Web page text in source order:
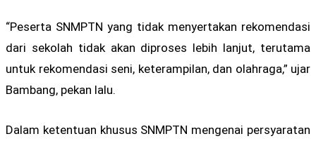
“Peserta SNMPTN yang tidak menyertakan rekomendasi
dari sekolah tidak akan diproses lebih lanjut, terutama
untuk rekomendasi seni, keterampilan, dan olahraga,” ujar
Bambang, pekan lalu.
Dalam ketentuan khusus SNMPTN mengenai persyaratan